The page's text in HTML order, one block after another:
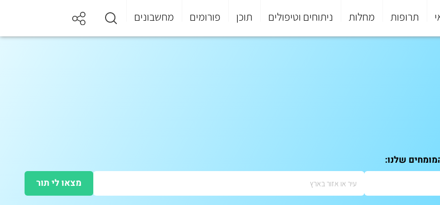
תרופות מחלות ניתוחים וטיפולים תוכן פורומים מחשבונים
שלנו:
מצאו לי תור